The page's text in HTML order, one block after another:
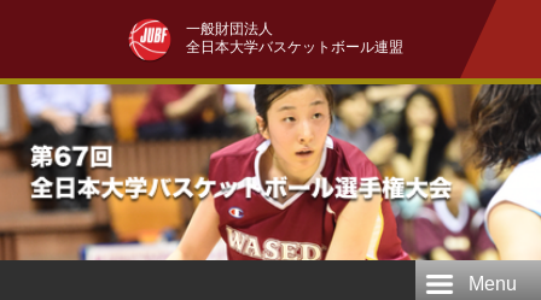
一般財団法人
全日本大学バスケットボール連盟
Menu